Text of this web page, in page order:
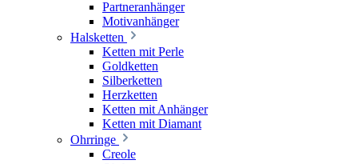
Partneranhänger
Motivanhänger
Halsketten
Ketten mit Perle
Goldketten
Silberketten
Herzketten
Ketten mit Anhänger
Ketten mit Diamant
Ohrringe
Creole